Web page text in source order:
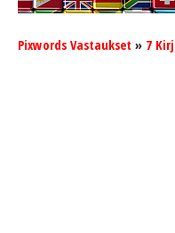
Pixwords Vastaukset » 7